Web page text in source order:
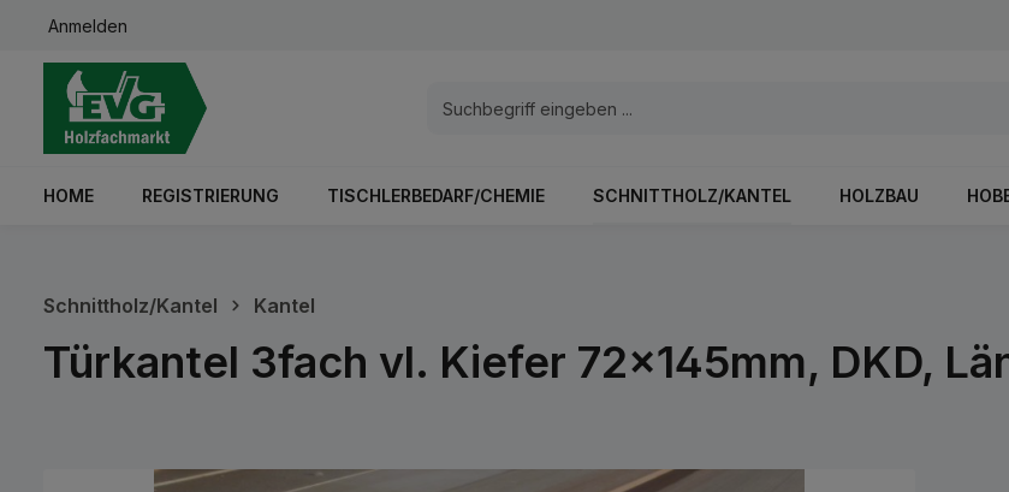
Zur Hauptnavigation springen
Anmelden
HOME REGISTRIERUNG TISCHLERBEDARF/CHEMIE SCHNITTHOLZ/KANTEL HOLZBAU
Schnittholz/Kantel Kantel
Türkantel 3fach vl. Kiefer 72x145mm, DKD,
Bildergalerie überspringen